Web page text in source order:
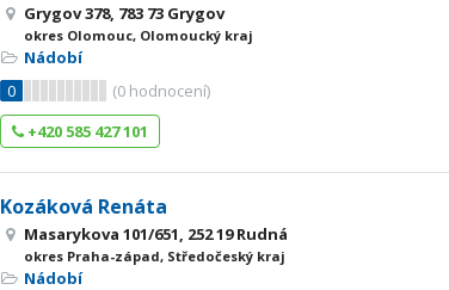
Grygov 378, 783 73 Grygov
okres Olomouc, Olomoucký kraj
Nádobí
0
(0 hodnocení)
+420 585 427 101
Kozáková Renáta
Masarykova 101/651, 252 19 Rudná
okres Praha-západ, Středočeský kraj
Nádobí